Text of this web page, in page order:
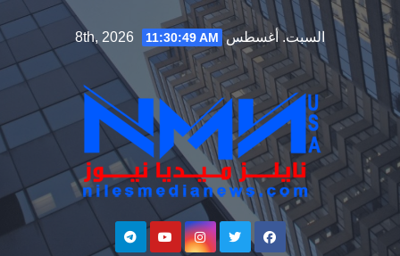
Skip
to
content
السبت. أغسطس 8th, 2026 11:30:50 AM